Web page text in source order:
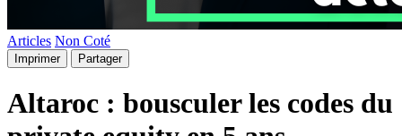
Articles Non Coté
Imprimer Partager
Altaroc : bousculer les codes du